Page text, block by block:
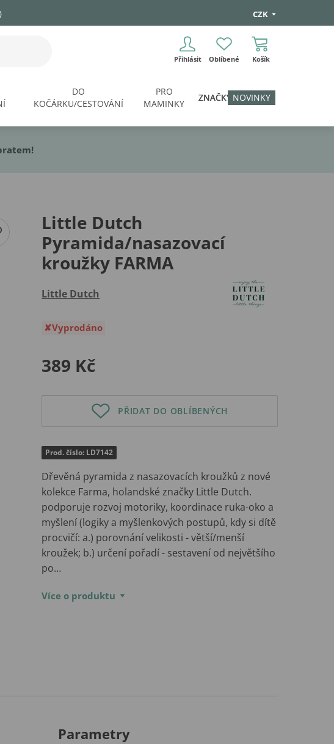
CZK
Přihlásit Oblíbené Košík
DO
KOČÁRKU/CESTOVÁNÍ
PRO
MAMINKY
ZNAČKY NOVINKY
Little Dutch
Pyramida/nasazovací
kroužky FARMA
Little Dutch
Vyprodáno
389 Kč
PŘIDAT DO OBLÍBENÝCH
Prod. číslo: LD7142
Dřevěná pyramida z nasazovacích kroužků z nové
kolekce Farma, holandské značky Little Dutch.
podporuje rozvoj motoriky, koordinace ruka-oko a
myšlení (logiky a myšlenkových postupů, kdy si dítě
procvičí: a.) porovnání velikosti - větší/menší
kroužek; b.) určení pořadí - sestavení od největšího
po…
Více o produktu
Parametry